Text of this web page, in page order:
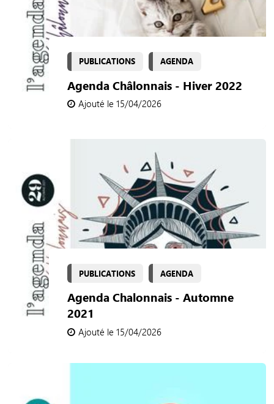
PUBLICATIONS AGENDA
Agenda Châlonnais - Hiver 2022
Ajouté le 15/04/2026
PUBLICATIONS AGENDA
Agenda Chalonnais - Automne
2021
Ajouté le 15/04/2026